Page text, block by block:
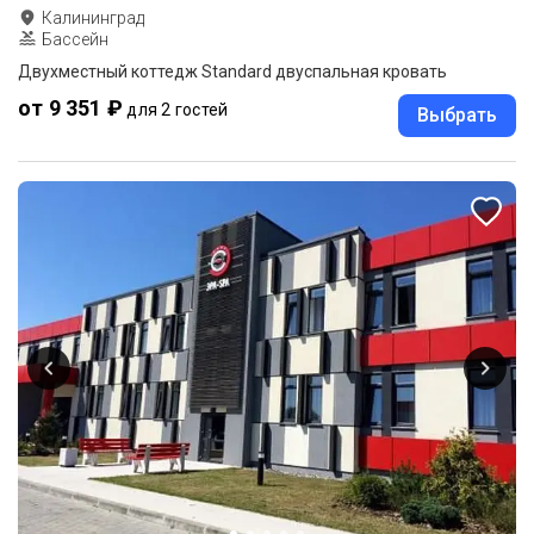
Калининград
Бассейн
Двухместный коттедж Standard двуспальная кровать
от 9 351 ₽ для 2 гостей Выбрать